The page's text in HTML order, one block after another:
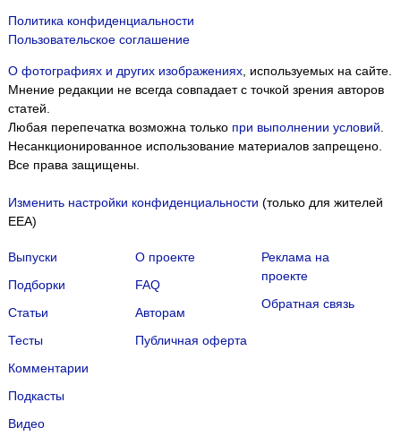
Политика конфиденциальности
Пользовательское соглашение
О фотографиях и других изображениях, используемых на сайте.
Мнение редакции не всегда совпадает с точкой зрения авторов
статей.
Любая перепечатка возможна только при выполнении условий.
Несанкционированное использование материалов запрещено.
Все права защищены.
Изменить настройки конфиденциальности (только для жителей
EEA)
Выпуски
Подборки
Статьи
Тесты
Комментарии
Подкасты
Видео
О проекте
FAQ
Авторам
Публичная оферта
Реклама на
проекте
Обратная связь